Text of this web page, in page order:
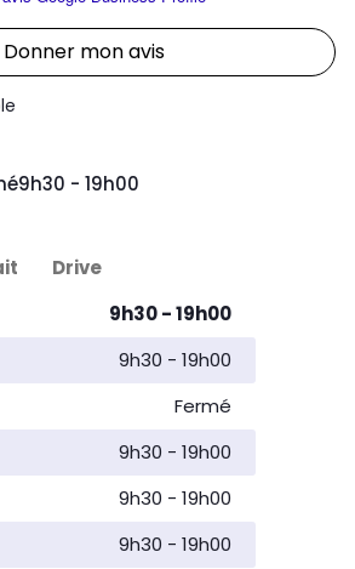
Donner mon avis
Day of the Week
9h30 - 19h00
Drive
d'ouverture
9h30-19h00
9h30 - 19h00
Fermé
9h30 - 19h00
9h30 - 19h00
9h30 - 19h00